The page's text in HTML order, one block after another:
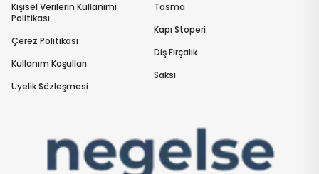
Kişisel Verilerin Kullanımı
Politikası
Çerez Politikası
Kullanım Koşulları
Üyelik Sözleşmesi
Tasma
Kapı Stoperi
Diş Fırçalık
Saksı